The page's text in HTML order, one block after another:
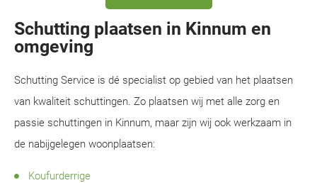
Schutting plaatsen in Kinnum en
omgeving
Schutting Service is dé specialist op gebied van het plaatsen
van kwaliteit schuttingen. Zo plaatsen wij met alle zorg en
passie schuttingen in Kinnum, maar zijn wij ook werkzaam in
de nabijgelegen woonplaatsen:
Koufurderrige